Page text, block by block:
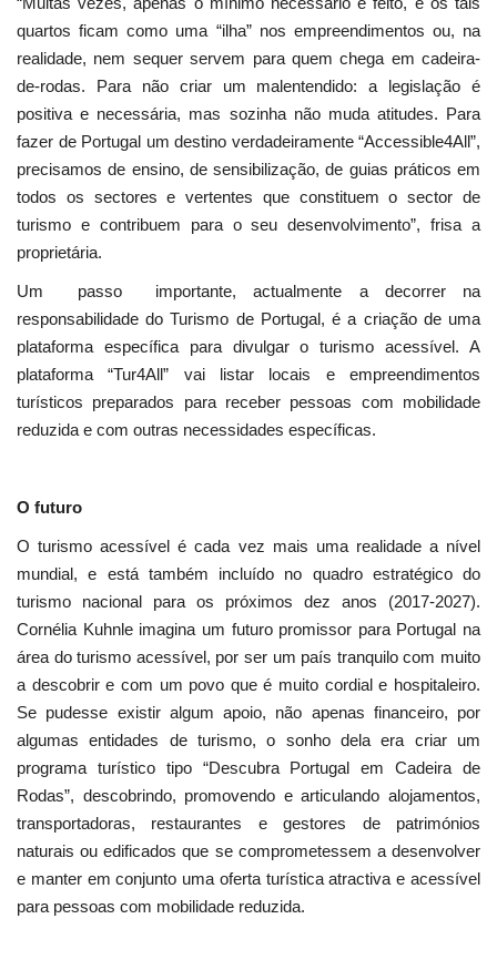
quartos ficam como uma “ilha” nos empreendimentos ou, na
realidade, nem sequer servem para quem chega em cadeira-
de-rodas. Para não criar um malentendido: a legislação é
positiva e necessária, mas sozinha não muda atitudes. Para
fazer de Portugal um destino verdadeiramente “Accessible4All”,
precisamos de ensino, de sensibilização, de guias práticos em
todos os sectores e vertentes que constituem o sector de
turismo e contribuem para o seu desenvolvimento”, frisa a
proprietária.
Um passo importante, actualmente a decorrer na
responsabilidade do Turismo de Portugal, é a criação de uma
plataforma específica para divulgar o turismo acessível. A
plataforma “Tur4All” vai listar locais e empreendimentos
turísticos preparados para receber pessoas com mobilidade
reduzida e com outras necessidades específicas.
O futuro
O turismo acessível é cada vez mais uma realidade a nível
mundial, e está também incluído no quadro estratégico do
turismo nacional para os próximos dez anos (2017-2027).
Cornélia Kuhnle imagina um futuro promissor para Portugal na
área do turismo acessível, por ser um país tranquilo com muito
a descobrir e com um povo que é muito cordial e hospitaleiro.
Se pudesse existir algum apoio, não apenas financeiro, por
algumas entidades de turismo, o sonho dela era criar um
programa turístico tipo “Descubra Portugal em Cadeira de
Rodas”, descobrindo, promovendo e articulando alojamentos,
transportadoras, restaurantes e gestores de patrimónios
naturais ou edificados que se comprometessem a desenvolver
e manter em conjunto uma oferta turística atractiva e acessível
para pessoas com mobilidade reduzida.